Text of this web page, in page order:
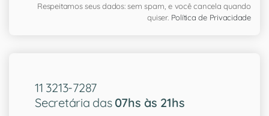
Respeitamos seus dados: sem spam, e você cancela quando
quiser. Política de Privacidade
11 3213-7287
Secretária das 07hs às 21hs